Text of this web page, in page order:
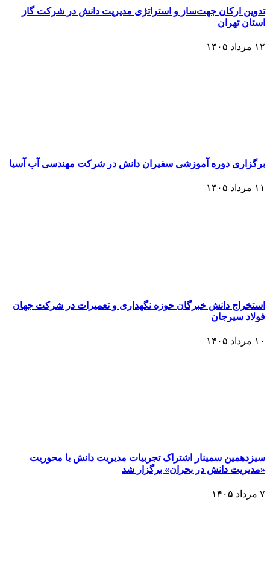
تدوین ارکان جهت‌ساز و استراتژی مدیریت دانش در شرکت گاز
استان تهران
۱۲ مرداد ۱۴۰۵
برگزاری دوره آموزشی سفیران دانش در شرکت مهندسی آب آسیا
۱۱ مرداد ۱۴۰۵
استخراج دانش خبرگان حوزه نگهداری و تعمیرات در شرکت جهان
فولاد سیرجان
۱۰ مرداد ۱۴۰۵
سیزدهمین سمینار اشتراک تجربیات مدیریت دانش با محوریت
«مدیریت دانش در بحران» برگزار شد
۷ مرداد ۱۴۰۵